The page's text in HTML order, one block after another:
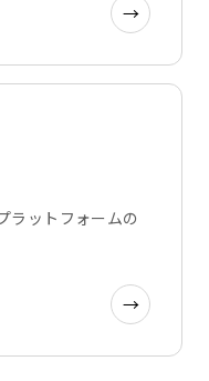
→
ラットフォームの
→